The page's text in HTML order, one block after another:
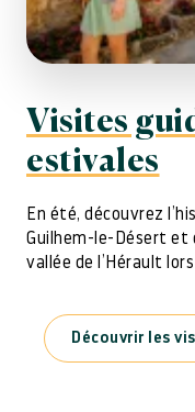
Visites
estivales
En été, découvrez
Guilhem-le-Désert et
vallée de l’Hérault
Découvrir les